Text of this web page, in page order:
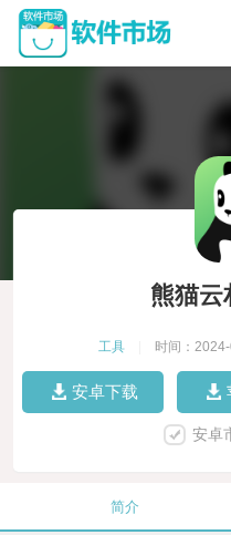
熊猫云
工具 时间：
安卓下载
安卓
简介